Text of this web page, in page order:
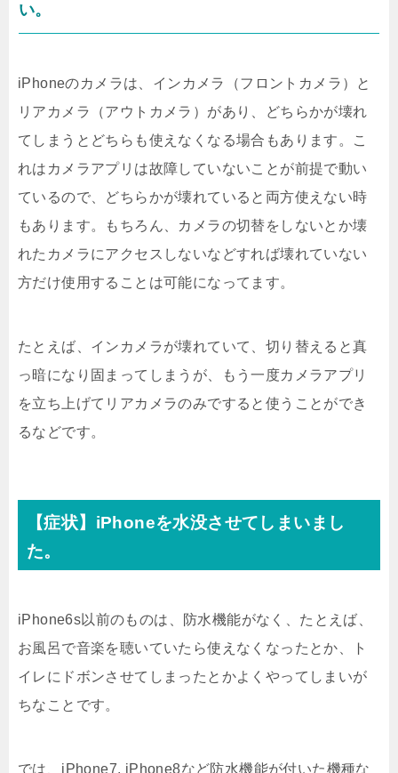
い。
iPhoneのカメラは、インカメラ（フロントカメラ）と
リアカメラ（アウトカメラ）があり、どちらかが壊れ
てしまうとどちらも使えなくなる場合もあります。こ
れはカメラアプリは故障していないことが前提で動い
ているので、どちらかが壊れていると両方使えない時
もあります。もちろん、カメラの切替をしないとか壊
れたカメラにアクセスしないなどすれば壊れていない
方だけ使用することは可能になってます。
たとえば、インカメラが壊れていて、切り替えると真
っ暗になり固まってしまうが、もう一度カメラアプリ
を立ち上げてリアカメラのみですると使うことができ
るなどです。
【症状】iPhoneを水没させてしまいまし
た。
iPhone6s以前のものは、防水機能がなく、たとえば、
お風呂で音楽を聴いていたら使えなくなったとか、ト
イレにドボンさせてしまったとかよくやってしまいが
ちなことです。
では、iPhone7, iPhone8など防水機能が付いた機種な